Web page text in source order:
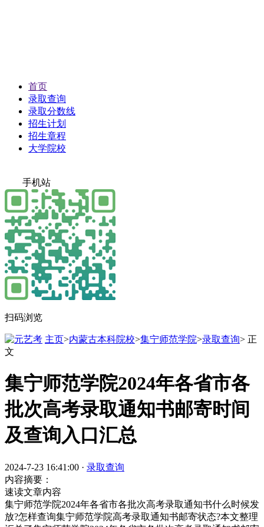
首页
录取查询
录取分数线
招生计划
招生章程
大学院校
手机站
扫码浏览
主页>内蒙古本科院校>集宁师范学院>录取查询> 正
文
集宁师范学院2024年各省市各
批次高考录取通知书邮寄时间
及查询入口汇总
2024-7-23 16:41:00 · 录取查询
内容摘要：
速读文章内容
集宁师范学院2024年各省市各批次高考录取通知书什么时候发
放?怎样查询集宁师范学院高考录取通知书邮寄状态?本文整理